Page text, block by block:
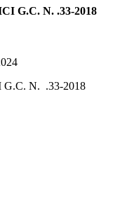
G.C. N. .33-2018
N. .33-2018